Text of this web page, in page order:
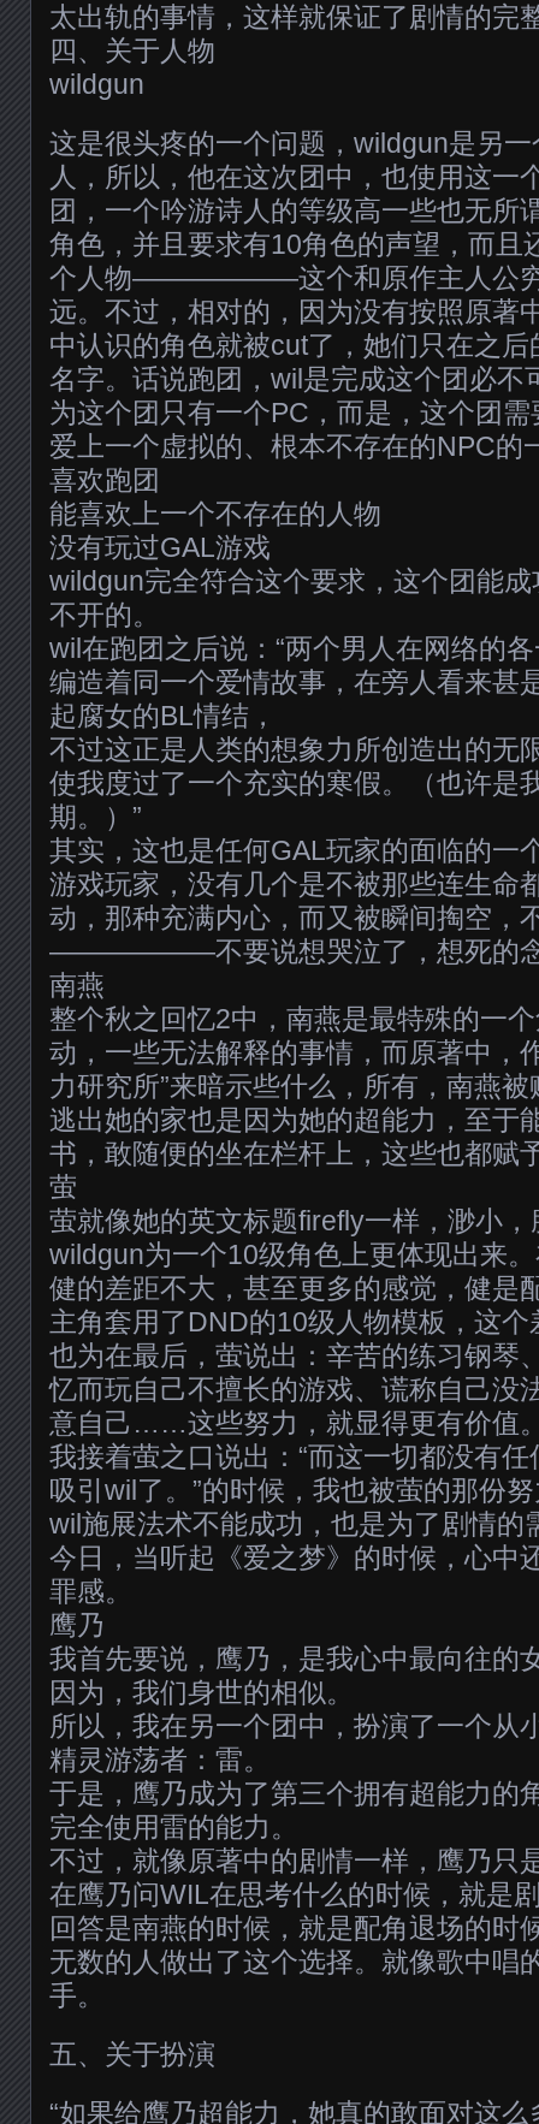
太出轨的事情，这样就保证了剧情的完
四、关于人物
wildgun
这是很头疼的一个问题，wildgun是另
人，所以，他在这次团中，也使用这一
团，一个吟游诗人的等级高一些也无所
角色，并且要求有10角色的声望，而且
个人物——————这个和原作主人公穷
远。不过，相对的，因为没有按照原著
中认识的角色就被cut了，她们只在之
名字。话说跑团，wil是完成这个团必不
为这个团只有一个PC，而是，这个团
爱上一个虚拟的、根本不存在的NPC的
喜欢跑团
能喜欢上一个不存在的人物
没有玩过GAL游戏
wildgun完全符合这个要求，这个团能
不开的。
wil在跑团之后说：“两个男人在网络的
编造着同一个爱情故事，在旁人看来甚
起腐女的BL情结，
不过这正是人类的想象力所创造出的无
使我度过了一个充实的寒假。（也许是
期。）”
其实，这也是任何GAL玩家的面临的一
游戏玩家，没有几个是不被那些连生命
动，那种充满内心，而又被瞬间掏空，
——————不要说想哭泣了，想死的
南燕
整个秋之回忆2中，南燕是最特殊的一
动，一些无法解释的事情，而原著中，
力研究所”来暗示些什么，所有，南燕
逃出她的家也是因为她的超能力，至于
书，敢随便的坐在栏杆上，这些也都赋
萤
萤就像她的英文标题firefly一样，渺小
wildgun为一个10级角色上更体现出来
健的差距不大，甚至更多的感觉，健是
主角套用了DND的10级人物模板，这
也为在最后，萤说出：辛苦的练习钢琴
忆而玩自己不擅长的游戏、谎称自己没
意自己……这些努力，就显得更有价值
我接着萤之口说出：“而这一切都没有
吸引wil了。”的时候，我也被萤的那份
wil施展法术不能成功，也是为了剧情的
今日，当听起《爱之梦》的时候，心中
罪感。
鹰乃
我首先要说，鹰乃，是我心中最向往的
因为，我们身世的相似。
所以，我在另一个团中，扮演了一个从
精灵游荡者：雷。
于是，鹰乃成为了第三个拥有超能力的
完全使用雷的能力。
不过，就像原著中的剧情一样，鹰乃只
在鹰乃问WIL在思考什么的时候，就是
回答是南燕的时候，就是配角退场
无数的人做出了这个选择。就像歌中唱
手。
五、关于扮演
“如果给鹰乃超能力，她真的敢面对这么